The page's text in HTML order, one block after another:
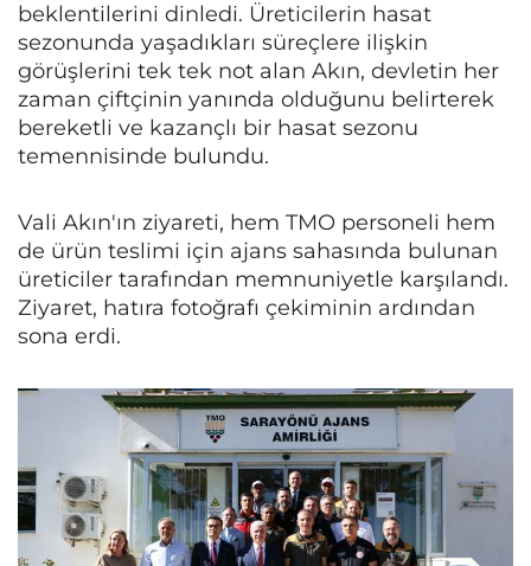
beklentilerini dinledi. Üreticilerin hasat
sezonunda yaşadıkları süreçlere ilişkin
görüşlerini tek tek not alan Akın, devletin her
zaman çiftçinin yanında olduğunu belirterek
bereketli ve kazançlı bir hasat sezonu
temennisinde bulundu.
Vali Akın'ın ziyareti, hem TMO personeli hem
de ürün teslimi için ajans sahasında bulunan
üreticiler tarafından memnuniyetle karşılandı.
Ziyaret, hatıra fotoğrafı çekiminin ardından
sona erdi.